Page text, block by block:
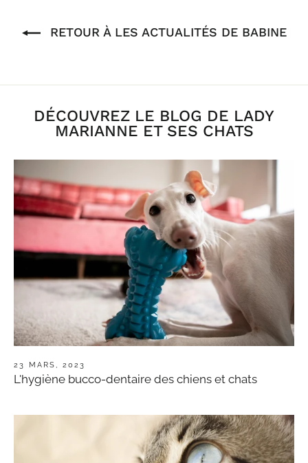
RETOUR À LES ACTUALITÉS DE BABINE
DÉCOUVREZ LE BLOG DE LADY
MARIANNE ET SES CHATS
23 MARS, 2023
L'hygiène bucco-dentaire des chiens et chats